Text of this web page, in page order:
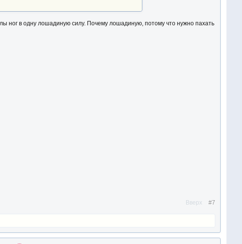
ног в одну лошадиную силу. Почему лошадиную, потому что нужно пахать
#7
Вверх